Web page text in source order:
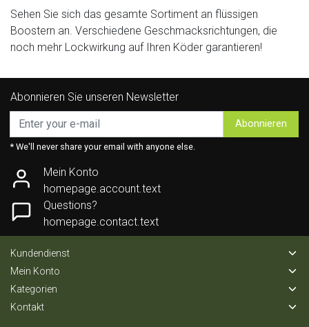
Sehen Sie sich das gesamte Sortiment an flüssigen
Boostern an. Verschiedene Geschmacksrichtungen, die
noch mehr Lockwirkung auf Ihren Köder garantieren!
Abonnieren Sie unseren Newsletter
Abonnieren
* We'll never share your email with anyone else.
Mein Konto
homepage.account.text
Questions?
homepage.contact.text
Kundendienst
Mein Konto
Kategorien
Kontakt